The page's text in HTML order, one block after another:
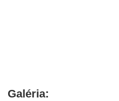
Galéria: